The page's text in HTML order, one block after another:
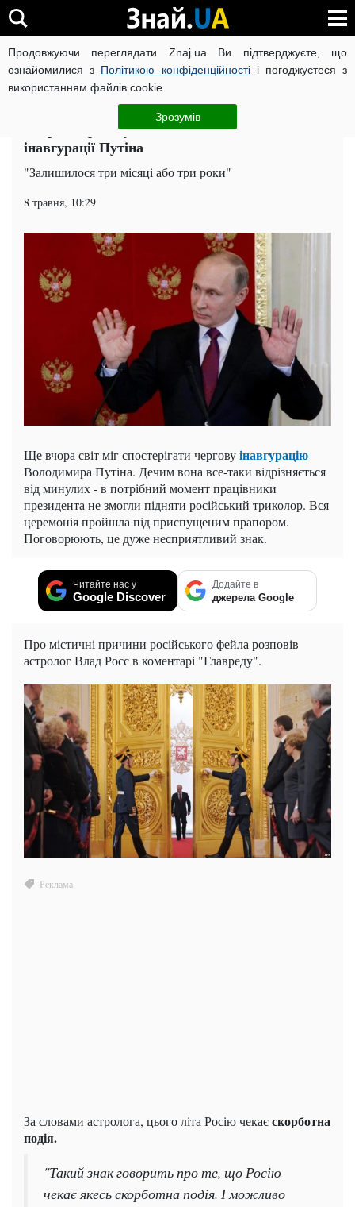
Продовжуючи переглядати Znaj.ua Ви підтверджуєте, що
ознайомилися з Політикою конфіденційностіі погоджуєтеся з
використанням файлів cookie.
Зрозумів
ВІЙНА РОСІЇ ПРОТИ УКРАЇНИ КОРОНАВІРУС В УКРАЇНІ
Політика ЧИТАТЬ НА РУССКОМ
Астролог розтлумачив містичні знаки на
інавгурації Путіна
"Залишилося три місяці або три роки"
8 травня, 10:29
Ще вчора світ міг спостерігати черговуінавгурацію
Володимира Путіна. Дечим вона все-таки відрізняється
від минулих - в потрібний момент працівники
президента не змогли підняти російський триколор. Вся
церемонія пройшла під приспущеним прапором.
Поговорюють, це дуже несприятливий знак.
Читайте нас у
Google Discover
Додайте в
джерела Google
Про містичні причини російського фейла розповів
астролог Влад Росс в коментарі "Главреду".
За словами астролога, цього літа Росію чекаєскорботна
подія.
"Такий знак говорить про те, що Росію
чекає якесь скорботна подія. І можливо